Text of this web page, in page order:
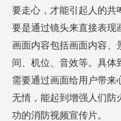
要走心，才能引起人的共
要是通过镜头来直接表现
画面内容包括画面内容、
间、机位、音效等。具体
需要通过画面给用户带来
无情，能起到增强人们防
功的消防视频宣传片。